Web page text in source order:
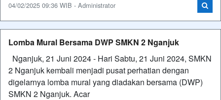
04/02/2025 09:36 WIB - Administrator
Lomba Mural Bersama DWP SMKN 2 Nganjuk
Nganjuk, 21 Juni 2024 - Hari Sabtu, 21 Juni 2024, SMKN
2 Nganjuk kembali menjadi pusat perhatian dengan
digelarnya lomba mural yang diadakan bersama (DWP)
SMKN 2 Nganjuk. Acar